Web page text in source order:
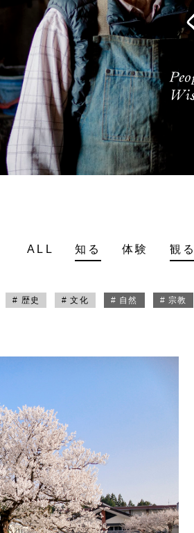
ALL 知る 体験 観る
# 歴史 # 文化 # 自然 # 宗教